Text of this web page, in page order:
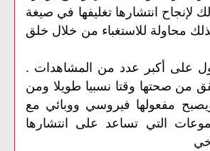
لإنجاح انتشارھا تغلیفھا في صیغة
محاولة للاستغباء من خلال خلق
على أكبر عدد من المشاھدات .
من صحتھا وقتا نسبیا طویلا ومن
مفعولھا فیروسي ووبائي مع
التي تساعد على انتشارھا